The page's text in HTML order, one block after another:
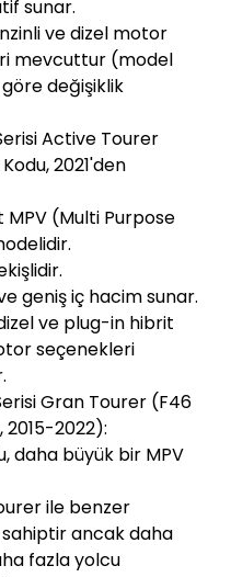
sunar.
ve dizel motor
mevcuttur (model
değişiklik
Active Tourer
2021'den
(Multi Purpose
geniş iç hacim sunar.
ve plug-in hibrit
seçenekleri
Gran Tourer (F46
2015-2022):
daha büyük bir MPV
ile benzer
ancak daha
fazla yolcu